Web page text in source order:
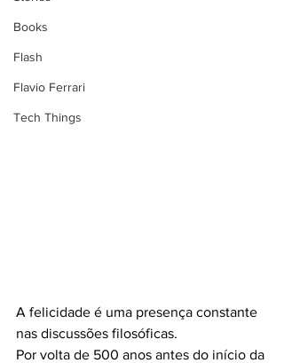
Books
Flash
Flavio Ferrari
Tech Things
A felicidade é uma presença constante
nas discussões filosóficas.
Por volta de 500 anos antes do início da